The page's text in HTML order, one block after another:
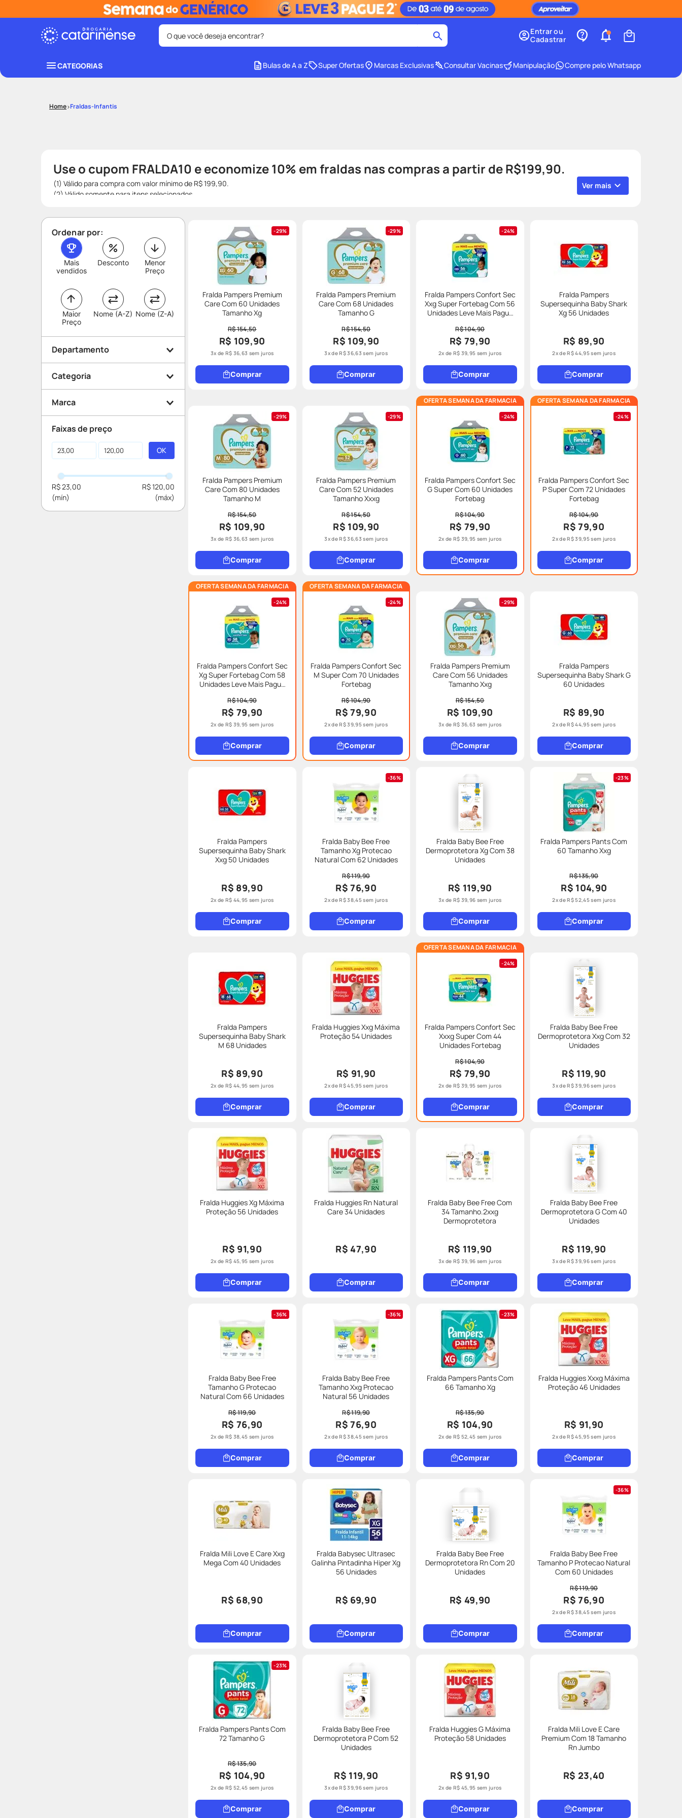
O que você deseja encontrar?
Entrar ou
Cadastrar
CATEGORIAS Bulas de A a Z Super Ofertas Marcas Exclusivas Consultar Vacinas Manipulação Compre pelo Whatsapp
Fraldas-Infantis
Use o cupom FRALDA10 e economize 10% em fraldas nas compras a partir de R$199,90.
(1) Válido para compra com valor mínimo de R$ 199,90.
(2) Válido somente para itens selecionados.
pague 1 / Leve 3, pague 2 / Leve 4, pague 3 / Leve 5, pague 4 / Leve 6, pague 5 / 2 ou mais / 3 ou mais / 4 ou mais / Desconto na 2ª Unidade / Desconto na 3ª
Unidade); (b) Compre Junto; (c) Ganhe Brinde; e (d) PBM.
Ver mais
Ordenar por:
Mais
vendidos
Desconto
Maior
Preço
Menor
Preço
Nome (A-Z) Nome (Z-A)
Departamento
Mamãe e Bebê
Categoria
Fraldas
Marca
Pampers
Huggies
Mili
Baby Bee Free
Babysec
Faixas de preço
R$ 23,00 R$ 120,00
29%
Fralda Pampers Premium
Care Com 60 Unidades
Tamanho Xg
R$ 154,50
R$ 109,90
3x de R$ 36,63 sem juros
Comprar
29%
Fralda Pampers Premium
Care Com 68 Unidades
Tamanho G
R$ 154,50
R$ 109,90
3x deR$36,63 sem juros
Comprar
24%
Fralda Pampers Confort Sec
Xxg Super Fortebag Com 56
Unidades Leve Mais Pague
R$ 104,90
R$ 79,90
2x de R$ 39,95 sem juros
Comprar
Fralda Pampers
Supersequinha Baby Shark
Xg 56 Unidades
R$ 89,90
2x deR$44,95sem juros
Comprar
29%
Fralda Pampers Premium
Care Com 80 Unidades
Tamanho M
R$ 154,50
R$ 109,90
3x de R$ 36,63 sem juros
Comprar
29%
Fralda Pampers Premium
Care Com 52 Unidades
Tamanho Xxxg
R$ 154,50
R$ 109,90
3x deR$36,63 sem juros
Comprar
OFERTA SEMANA DA FARMACIA
24%
Fralda Pampers Confort Sec
G Super Com 60 Unidades
Fortebag
R$ 104,90
R$ 79,90
2x de R$ 39,95 sem juros
Comprar
OFERTA SEMANA DA FARMACIA
24%
Fralda Pampers Confort Sec
P Super Com 72 Unidades
Fortebag
R$ 104,90
R$ 79,90
2x deR$39,95sem juros
Comprar
OFERTA SEMANA DA FARMACIA
24%
Fralda Pampers Confort Sec
Xg Super Fortebag Com 58
Unidades Leve Mais Pague
R$ 104,90
R$ 79,90
2x de R$ 39,95 sem juros
Comprar
OFERTA SEMANA DA FARMACIA
24%
Fralda Pampers Confort Sec
M Super Com 70 Unidades
Fortebag
R$ 104,90
R$ 79,90
2x deR$39,95sem juros
Comprar
29%
Fralda Pampers Premium
Care Com 56 Unidades
Tamanho Xxg
R$ 154,50
R$ 109,90
3x de R$ 36,63 sem juros
Comprar
Fralda Pampers
Supersequinha Baby Shark G
60 Unidades
R$ 89,90
2x deR$44,95sem juros
Comprar
Fralda Pampers
Supersequinha Baby Shark
Xxg 50 Unidades
R$ 89,90
2x de R$ 44,95 sem juros
Comprar
36%
Fralda Baby Bee Free
Tamanho Xg Protecao
Natural Com 62 Unidades
R$ 119,90
R$ 76,90
2x deR$38,45sem juros
Comprar
Fralda Baby Bee Free
Dermoprotetora Xg Com 38
Unidades
R$ 119,90
3x de R$ 39,96 sem juros
Comprar
23%
Fralda Pampers Pants Com
60 Tamanho Xxg
R$ 135,90
R$ 104,90
2x deR$52,45sem juros
Comprar
Fralda Pampers
Supersequinha Baby Shark
M 68 Unidades
R$ 89,90
2x de R$ 44,95 sem juros
Comprar
Fralda Huggies Xxg Máxima
Proteção 54 Unidades
R$ 91,90
2x deR$45,95sem juros
Comprar
OFERTA SEMANA DA FARMACIA
24%
Fralda Pampers Confort Sec
Xxxg Super Com 44
Unidades Fortebag
R$ 104,90
R$ 79,90
2x de R$ 39,95 sem juros
Comprar
Fralda Baby Bee Free
Dermoprotetora Xxg Com 32
Unidades
R$ 119,90
3x deR$39,96sem juros
Comprar
Fralda Huggies Xg Máxima
Proteção 56 Unidades
R$ 91,90
2x de R$ 45,95 sem juros
Comprar
Fralda Huggies Rn Natural
Care 34 Unidades
R$ 47,90
Comprar
Fralda Baby Bee Free Com
34 Tamanho.2xxg
Dermoprotetora
R$ 119,90
3x de R$ 39,96 sem juros
Comprar
Fralda Baby Bee Free
Dermoprotetora G Com 40
Unidades
R$ 119,90
3x deR$39,96sem juros
Comprar
36%
Fralda Baby Bee Free
Tamanho G Protecao
Natural Com 66 Unidades
R$ 119,90
R$ 76,90
2x de R$ 38,45 sem juros
Comprar
36%
Fralda Baby Bee Free
Tamanho Xxg Protecao
Natural 56 Unidades
R$ 119,90
R$ 76,90
2x deR$38,45sem juros
Comprar
23%
Fralda Pampers Pants Com
66 Tamanho Xg
R$ 135,90
R$ 104,90
2x de R$ 52,45 sem juros
Comprar
Fralda Huggies Xxxg Máxima
Proteção 46 Unidades
R$ 91,90
2x deR$45,95sem juros
Comprar
Fralda Mili Love E Care Xxg
Mega Com 40 Unidades
R$ 68,90
Comprar
Fralda Babysec Ultrasec
Galinha Pintadinha Hiper Xg
56 Unidades
R$ 69,90
Comprar
Fralda Baby Bee Free
Dermoprotetora Rn Com 20
Unidades
R$ 49,90
Comprar
36%
Fralda Baby Bee Free
Tamanho P Protecao Natural
Com 60 Unidades
R$ 119,90
R$ 76,90
2x deR$38,45sem juros
Comprar
23%
Fralda Pampers Pants Com
72 Tamanho G
R$ 135,90
R$ 104,90
2x de R$ 52,45 sem juros
Comprar
Fralda Baby Bee Free
Dermoprotetora P Com 52
Unidades
R$ 119,90
3x deR$39,96sem juros
Comprar
Fralda Huggies G Máxima
Proteção 58 Unidades
R$ 91,90
2x de R$ 45,95 sem juros
Comprar
Fralda Mili Love E Care
Premium Com 18 Tamanho
Rn Jumbo
R$ 23,40
Comprar